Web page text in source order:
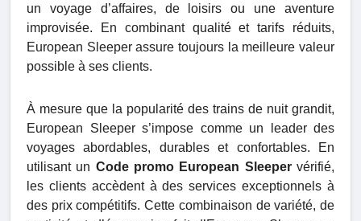
un voyage d’affaires, de loisirs ou une aventure
improvisée. En combinant qualité et tarifs réduits,
European Sleeper assure toujours la meilleure valeur
possible à ses clients.
À mesure que la popularité des trains de nuit grandit,
European Sleeper s’impose comme un leader des
voyages abordables, durables et confortables. En
utilisant un Code promo European Sleepervérifié,
les clients accèdent à des services exceptionnels à
des prix compétitifs. Cette combinaison de variété, de